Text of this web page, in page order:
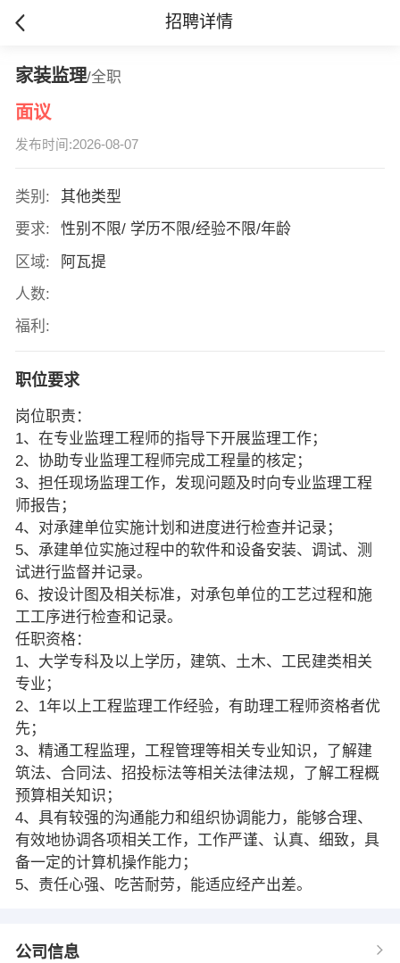
招聘详情
家装监理/全职
面议
发布时间:2026-08-07
类别:
其他类型
要求:
性别不限/ 学历不限/经验不限/年龄
区域:
阿瓦提
人数:
福利:
职位要求
岗位职责：
1、在专业监理工程师的指导下开展监理工作；
2、协助专业监理工程师完成工程量的核定；
3、担任现场监理工作，发现问题及时向专业监理工程
师报告；
4、对承建单位实施计划和进度进行检查并记录；
5、承建单位实施过程中的软件和设备安装、调试、测
试进行监督并记录。
6、按设计图及相关标准，对承包单位的工艺过程和施
工工序进行检查和记录。
任职资格：
1、大学专科及以上学历，建筑、土木、工民建类相关
专业；
2、1年以上工程监理工作经验，有助理工程师资格者优
先；
3、精通工程监理，工程管理等相关专业知识，了解建
筑法、合同法、招投标法等相关法律法规，了解工程概
预算相关知识；
4、具有较强的沟通能力和组织协调能力，能够合理、
有效地协调各项相关工作，工作严谨、认真、细致，具
备一定的计算机操作能力；
5、责任心强、吃苦耐劳，能适应经产出差。
公司信息